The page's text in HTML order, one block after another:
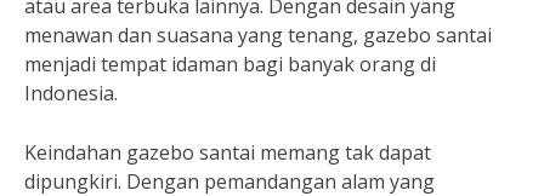
atau area terbuka lainnya. Dengan desain yang
menawan dan suasana yang tenang, gazebo santai
menjadi tempat idaman bagi banyak orang di
Indonesia.
Keindahan gazebo santai memang tak dapat
dipungkiri. Dengan pemandangan alam yang